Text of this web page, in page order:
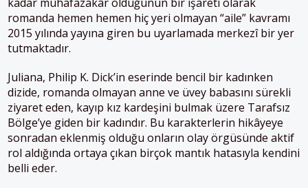
romanda hemen hemen hiç yeri olmayan “aile” kavramı
2015 yılında yayına giren bu uyarlamada merkezî bir yer
tutmaktadır.
Juliana, Philip K. Dick’in eserinde bencil bir kadınken
dizide, romanda olmayan anne ve üvey babasını sürekli
ziyaret eden, kayıp kız kardeşini bulmak üzere Tarafsız
Bölge’ye giden bir kadındır. Bu karakterlerin hikâyeye
sonradan eklenmiş olduğu onların olay örgüsünde aktif
rol aldığında ortaya çıkan birçok mantık hatasıyla kendini
belli eder.